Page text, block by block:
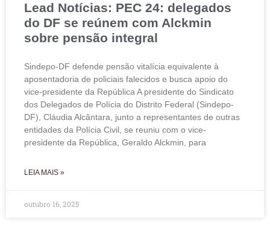
Lead Notícias: PEC 24: delegados
do DF se reúnem com Alckmin
sobre pensão integral
Sindepo-DF defende pensão vitalícia equivalente à
aposentadoria de policiais falecidos e busca apoio do
vice-presidente da República A presidente do Sindicato
dos Delegados de Polícia do Distrito Federal (Sindepo-
DF), Cláudia Alcântara, junto a representantes de outras
entidades da Polícia Civil, se reuniu com o vice-
presidente da República, Geraldo Alckmin, para
LEIA MAIS »
outubro 16, 2025